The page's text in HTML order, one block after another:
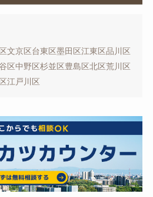
文京区台東区墨田区江東区品川区
区中野区杉並区豊島区北区荒川区
江戸川区